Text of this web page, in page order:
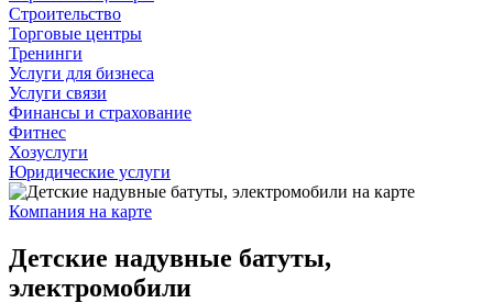
Строительство
Торговые центры
Тренинги
Услуги для бизнеса
Услуги связи
Финансы и страхование
Фитнес
Хозуслуги
Юридические услуги
Компания на карте
Детские надувные батуты,
электромобили